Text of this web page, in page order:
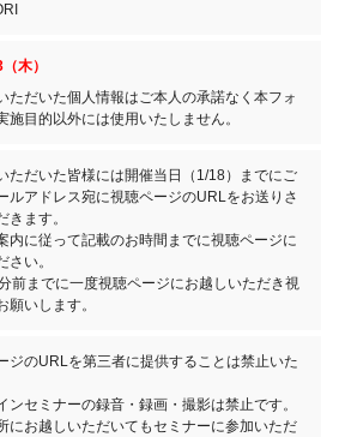
木）
ただいた個人情報はご本人の承諾なく本フォ
施目的以外には使用いたしません。
ただいた皆様には開催当日（1/18）までにご
ルアドレス宛に視聴ページのURLをお送りさ
きます。
内に従って記載のお時間までに視聴ページに
さい。
前までに一度視聴ページにお越しいただき視
願いします。
ジのURLを第三者に提供することは禁止いた
ンセミナーの録音・録画・撮影は禁止です。
にお越しいただいてもセミナーに参加いただ